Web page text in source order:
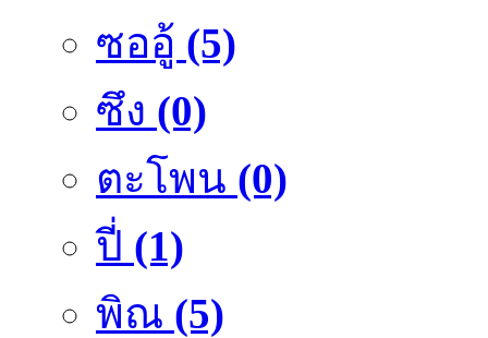
ซออู้ (5)
ซึง (0)
ตะโพน (0)
ปี่ (1)
พิณ (5)